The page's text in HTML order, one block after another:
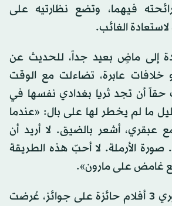
فيهما، وتضع نظارتيه على
الغائب.
إلى ماضٍ بعيد جداً، للحديث عن
خلافات عابرة، تضاءلت مع الوقت
أن تجد ثريا بغدادي نفسها في
ما لم يخطر لها على بال: «عندما
أشعر بالضيق. لا أريد أن
صورة الأرملة. لا أحبّ هذه الطريقة
غامض على مارون».
للمخرج نيكولا خوري 3 أفلام حائزة على جوائز، عُرضت